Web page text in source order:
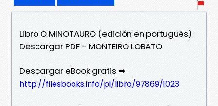
Libro O MINOTAURO (edición en portugués)
Descargar PDF - MONTEIRO LOBATO
Descargar eBook gratis ➡
http://filesbooks.info/pl/libro/97869/1023